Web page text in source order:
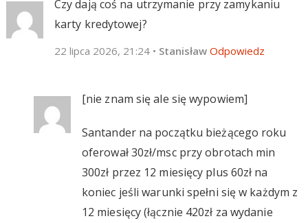
Czy dają coś na utrzymanie przy zamykaniu
karty kredytowej?
22 lipca 2026, 21:24 • Stanisław Odpowiedz
[nie znam się ale się wypowiem]
Santander na początku bieżącego roku
oferował 30zł/msc przy obrotach min
300zł przez 12 miesięcy plus 60zł na
koniec jeśli warunki spełni się w każdym z
12 miesięcy (łącznie 420zł za wydanie